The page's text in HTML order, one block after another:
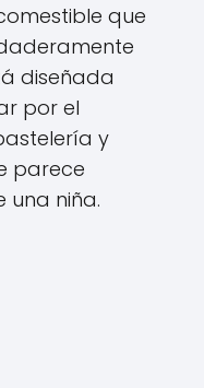
que
diseñada
por el
y
parece
una niña.